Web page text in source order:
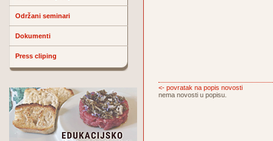
Održani seminari
Dokumenti
Press cliping
<- povratak na popis novosti
nema novosti u popisu.